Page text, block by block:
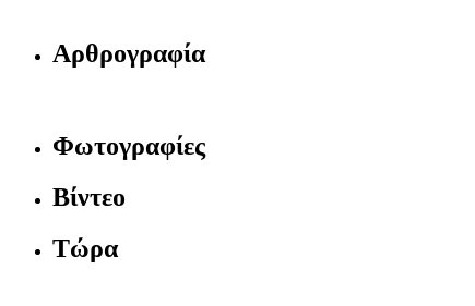
Αρθρογραφία
Φωτογραφίες
Βίντεο
Τώρα